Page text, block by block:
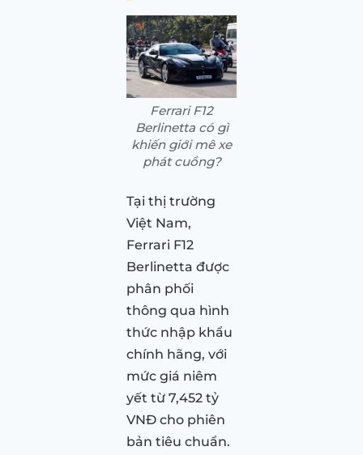
Ferrari F12
Berlinetta có gì
khiến giới mê xe
phát cuồng?
Tại thị trường
Việt Nam,
Ferrari F12
Berlinetta được
phân phối
thông qua hình
thức nhập khẩu
chính hãng, với
mức giá niêm
yết từ 7,452 tỷ
VNĐ cho phiên
bản tiêu chuẩn.